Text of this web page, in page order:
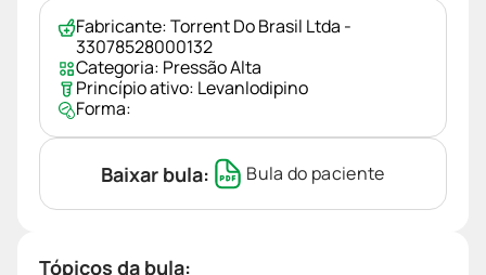
Fabricante:Torrent Do Brasil Ltda -
33078528000132
Categoria: Pressão Alta
Princípio ativo: Levanlodipino
Forma:
Baixar bula: Bula do paciente
Tópicos da bula: